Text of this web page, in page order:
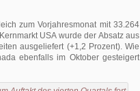
zum Vorjahresmonat mit 33.264
USA wurde der Absatz aus
ausgeliefert (+1,2 Prozent). Wie
ebenfalls im Oktober gesteigert